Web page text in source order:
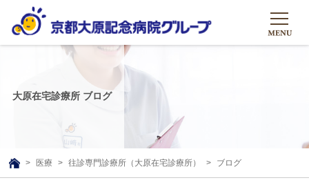
グループについて
グループについて
理事長挨拶
グループの取り組み
大原のこと
大原在宅診療所 ブログ
TOP
医療 往診専門診療所（大原在宅診療所） ブログ